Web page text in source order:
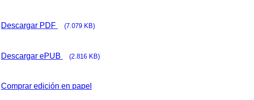
Descargar PDF (7.079 KB)
Descargar ePUB (2.816 KB)
Comprar edición en papel